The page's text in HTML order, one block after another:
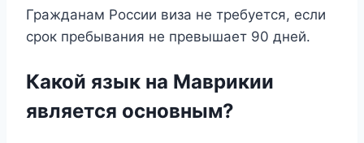
Гражданам России виза не требуется, если
срок пребывания не превышает 90 дней.
Какой язык на Маврикии
является основным?